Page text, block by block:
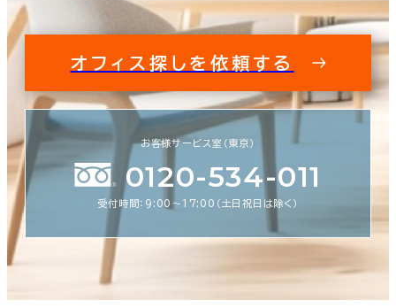
オフィス探しを依頼する
お客様サービス室（東京）
0120-534-011
受付時間：9:00〜17:00（土日祝日は除く）